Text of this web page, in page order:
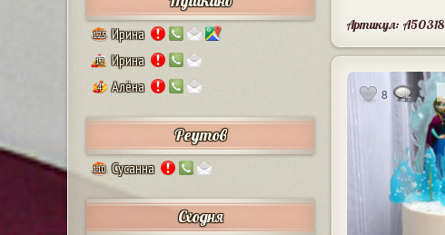
125 Ирина
12 Ирина
4 Алёна
Реутов
110 Сусанна
Сходня
Артикул: A50318
8